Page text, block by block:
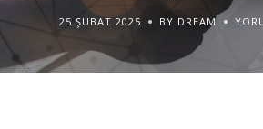
25 ŞUBAT 2025 BY DREAM